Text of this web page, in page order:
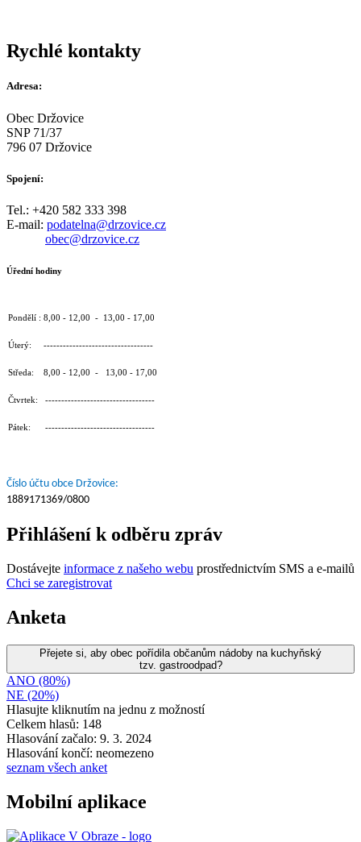
Rychlé kontakty
Adresa:
Obec Držovice
SNP 71/37
796 07 Držovice
Spojení:
Tel.: +420 582 333 398
E-mail: podatelna@drzovice.cz
obec@drzovice.cz
Úřední hodiny
Pondělí : 8,00 - 12,00 - 13,00 - 17,00
Úterý: ----------------------------------
Středa: 8,00 - 12,00 - 13,00 - 17,00
Čtvrtek: ----------------------------------
Pátek: ----------------------------------
Číslo účtu obce Držovice:
1889171369/0800
Přihlášení k odběru zpráv
Dostávejte informace z našeho webu prostřednictvím SMS a e-mailů
Chci se zaregistrovat
Anketa
Přejete si, aby obec pořídila občanům nádoby na kuchyňský
tzv. gastroodpad?
ANO (80%)
NE (20%)
Hlasujte kliknutím na jednu z možností
Celkem hlasů: 148
Hlasování začalo: 9. 3. 2024
Hlasování končí: neomezeno
seznam všech anket
Mobilní aplikace